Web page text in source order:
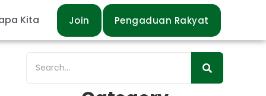
Kita Join Pengaduan Rakyat